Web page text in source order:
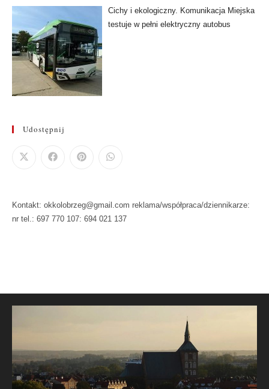
Cichy i ekologiczny. Komunikacja Miejska
testuje w pełni elektryczny autobus
Udostępnij
Kontakt: okkolobrzeg@gmail.com reklama/współpraca/dziennikarze:
nr tel.: 697 770 107: 694 021 137